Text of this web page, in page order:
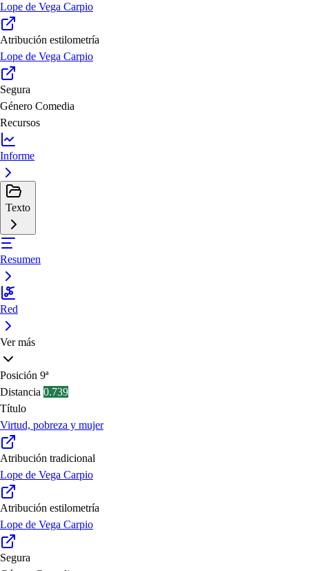
Lope de Vega Carpio
Atribución estilometría
Lope de Vega Carpio
Segura
Género Comedia
Recursos
Informe
Texto
Resumen
Red
Ver más
Posición 9ª
Distancia 0.739
Título
Virtud, pobreza y mujer
Atribución tradicional
Lope de Vega Carpio
Atribución estilometría
Lope de Vega Carpio
Segura